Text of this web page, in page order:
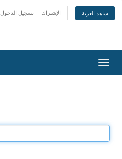
تسجيل الدخول الإشتراك شاهد العربة